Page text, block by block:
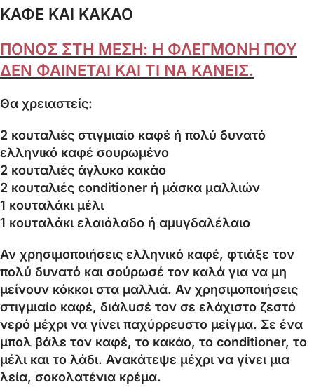
ΚΑΦΕ ΚΑΙ ΚΑΚΑΟ
ΠΟΝΟΣ ΣΤΗ ΜΕΣΗ: Η ΦΛΕΓΜΟΝΗ ΠΟΥ
ΔΕΝ ΦΑΙΝΕΤΑΙ ΚΑΙ ΤΙ ΝΑ ΚΑΝΕΙΣ.
Θα χρειαστείς:
2 κουταλιές στιγμιαίο καφέ ή πολύ δυνατό
ελληνικό καφέ σουρωμένο
2 κουταλιές άγλυκο κακάο
2 κουταλιές conditioner ή μάσκα μαλλιών
1 κουταλάκι μέλι
1 κουταλάκι ελαιόλαδο ή αμυγδαλέλαιο
Αν χρησιμοποιήσεις ελληνικό καφέ, φτιάξε τον
πολύ δυνατό και σούρωσέ τον καλά για να μη
μείνουν κόκκοι στα μαλλιά. Αν χρησιμοποιήσεις
στιγμιαίο καφέ, διάλυσέ τον σε ελάχιστο ζεστό
νερό μέχρι να γίνει παχύρρευστο μείγμα. Σε ένα
μπολ βάλε τον καφέ, το κακάο, το conditioner, το
μέλι και το λάδι. Ανακάτεψε μέχρι να γίνει μια
λεία, σοκολατένια κρέμα.